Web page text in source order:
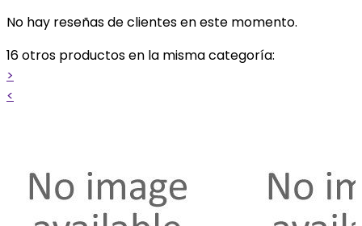
No hay reseñas de clientes en este momento.
16 otros productos en la misma categoría:
>
<